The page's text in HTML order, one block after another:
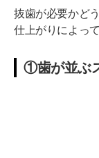
③左右対称に
「抜歯なし」
非抜歯矯正
非抜歯が難
IPR（ディ
抜歯が必要かど
仕上がりによっ
①歯が並ぶ